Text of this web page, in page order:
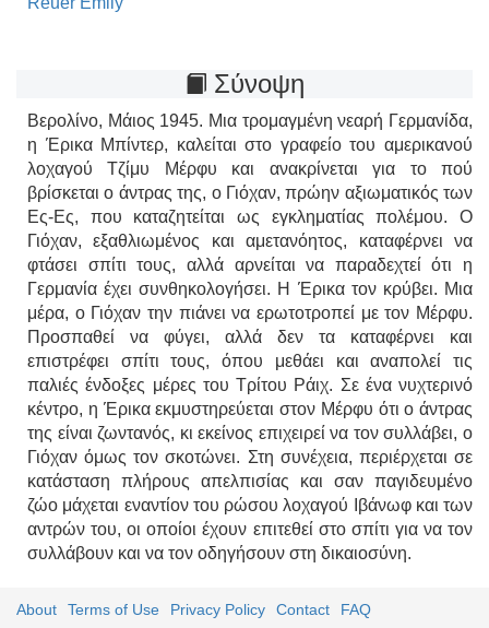
Σύνοψη
Βερολίνο, Μάιος 1945. Μια τρομαγμένη νεαρή Γερμανίδα,
η Έρικα Μπίντερ, καλείται στο γραφείο του αμερικανού
λοχαγού Τζίμυ Μέρφυ και ανακρίνεται για το πού
βρίσκεται ο άντρας της, ο Γιόχαν, πρώην αξιωματικός των
Ες-Ες, που καταζητείται ως εγκληματίας πολέμου. Ο
Γιόχαν, εξαθλιωμένος και αμετανόητος, καταφέρνει να
φτάσει σπίτι τους, αλλά αρνείται να παραδεχτεί ότι η
Γερμανία έχει συνθηκολογήσει. Η Έρικα τον κρύβει. Μια
μέρα, ο Γιόχαν την πιάνει να ερωτοτροπεί με τον Μέρφυ.
Προσπαθεί να φύγει, αλλά δεν τα καταφέρνει και
επιστρέφει σπίτι τους, όπου μεθάει και αναπολεί τις
παλιές ένδοξες μέρες του Τρίτου Ράιχ. Σε ένα νυχτερινό
κέντρο, η Έρικα εκμυστηρεύεται στον Μέρφυ ότι ο άντρας
της είναι ζωντανός, κι εκείνος επιχειρεί να τον συλλάβει, ο
Γιόχαν όμως τον σκοτώνει. Στη συνέχεια, περιέρχεται σε
κατάσταση πλήρους απελπισίας και σαν παγιδευμένο
ζώο μάχεται εναντίον του ρώσου λοχαγού Ιβάνωφ και των
αντρών του, οι οποίοι έχουν επιτεθεί στο σπίτι για να τον
συλλάβουν και να τον οδηγήσουν στη δικαιοσύνη.
About Terms of Use Privacy Policy Contact FAQ